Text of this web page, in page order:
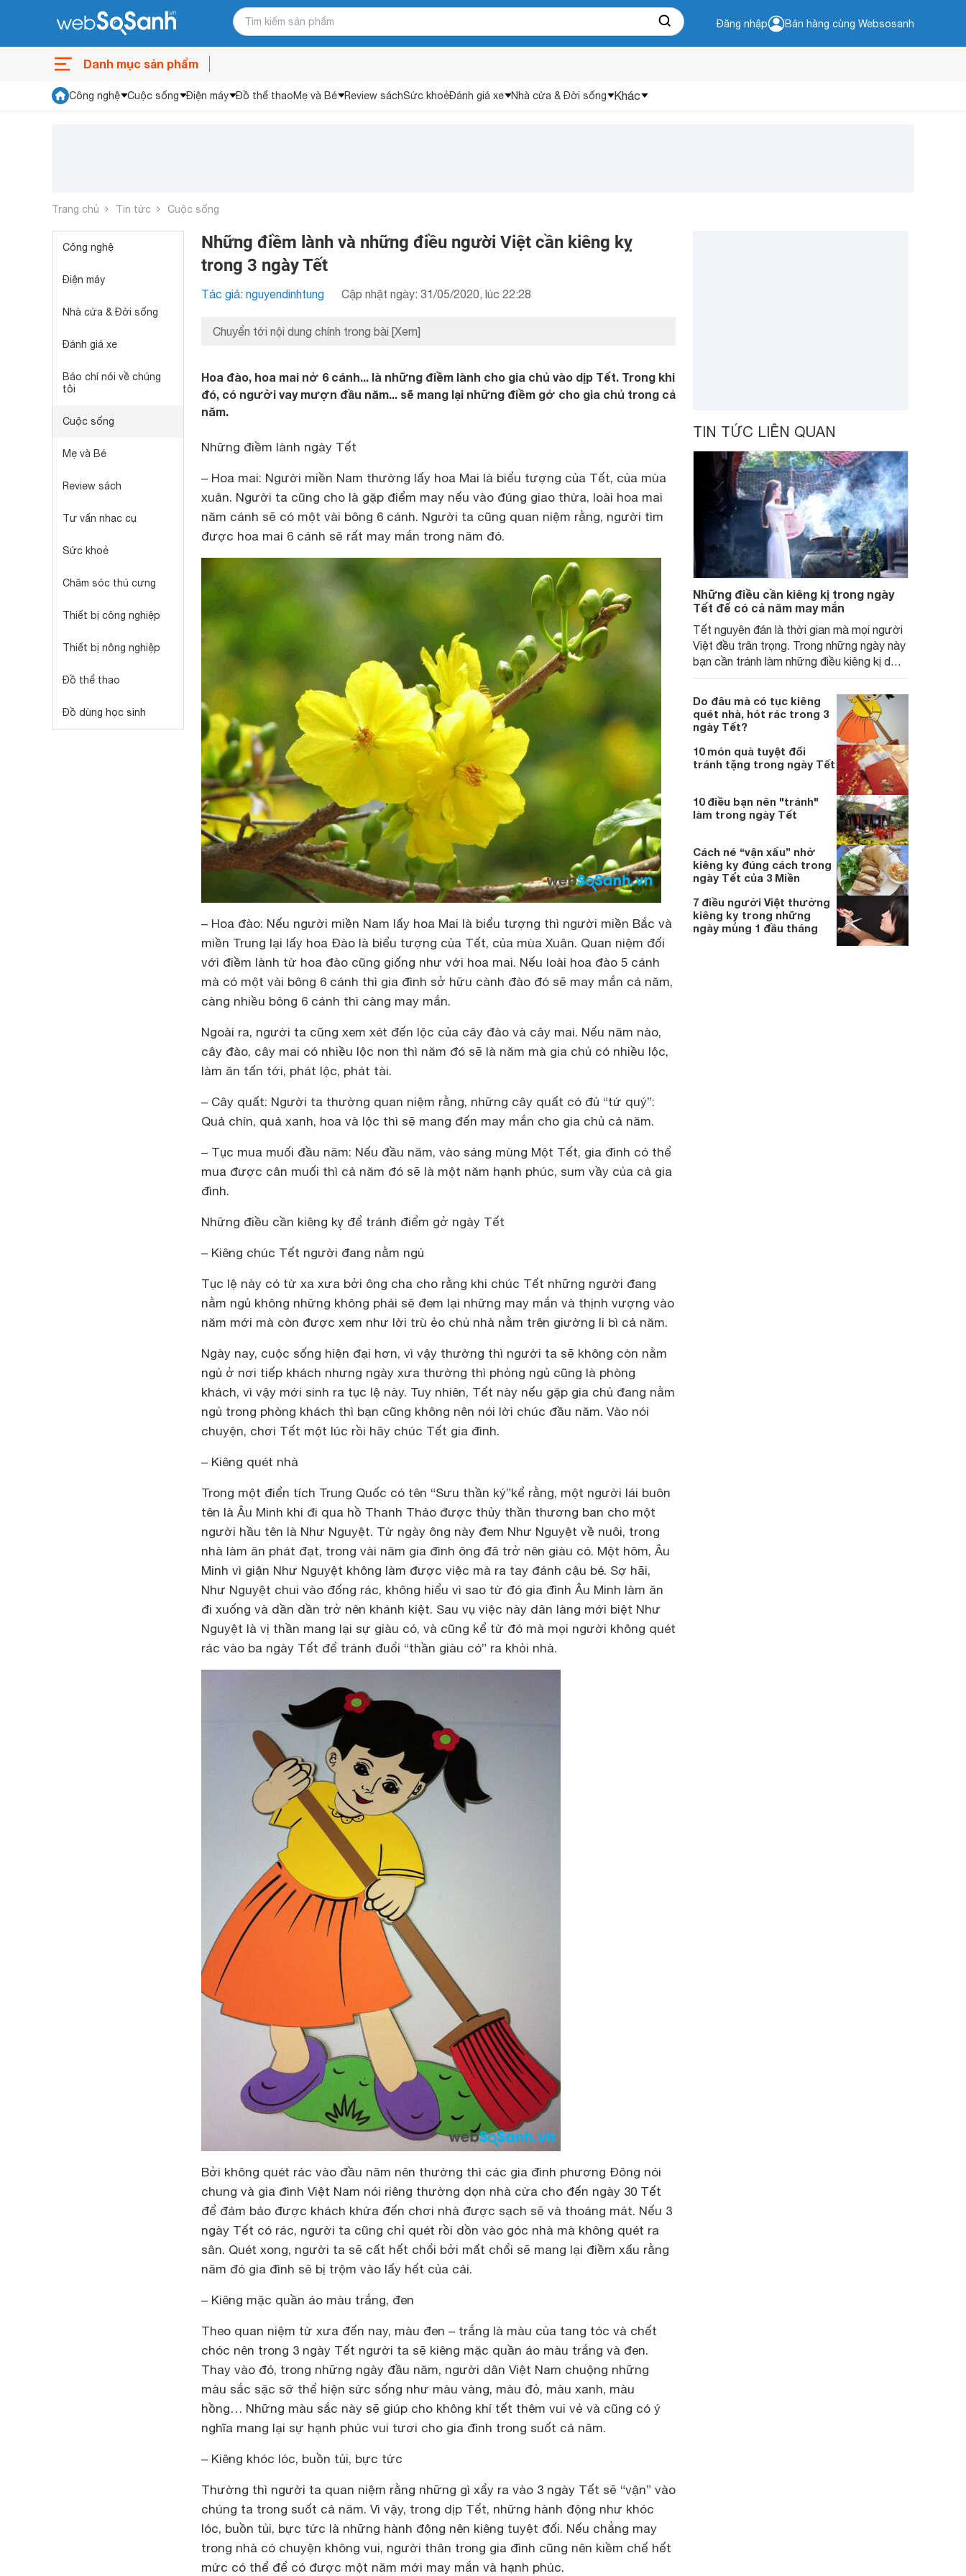
Đăng nhập Bán hàng cùng Websosanh
Danh mục sản phẩm
Công nghệ Cuộc sống Điện máy Đồ thể thaoMẹ và Bé Review sáchSức khoẻĐánh giá xe Nhà cửa & Đời sống Khác
Trang chủ Tin tức Cuộc sống
Công nghệ
Điện máy
Nhà cửa & Đời sống
Đánh giá xe
Báo chí nói về chúng
tôi
Cuộc sống
Mẹ và Bé
Review sách
Tư vấn nhạc cụ
Sức khoẻ
Chăm sóc thú cưng
Thiết bị công nghiệp
Thiết bị nông nghiệp
Đồ thể thao
Đồ dùng học sinh
Những điềm lành và những điều người Việt cần kiêng kỵ
trong 3 ngày Tết
Tác giả: nguyendinhtung Cập nhật ngày: 31/05/2020, lúc 22:28
Chuyển tới nội dung chính trong bài [Xem]
Hoa đào, hoa mai nở 6 cánh... là những điềm lành cho gia chủ vào dịp Tết. Trong khi
đó, có người vay mượn đầu năm... sẽ mang lại những điềm gở cho gia chủ trong cả
năm.
Những điềm lành ngày Tết
– Hoa mai: Người miền Nam thường lấy hoa Mai là biểu tượng của Tết, của mùa
xuân. Người ta cũng cho là gặp điểm may nếu vào đúng giao thừa, loài hoa mai
năm cánh sẽ có một vài bông 6 cánh. Người ta cũng quan niệm rằng, người tìm
được hoa mai 6 cánh sẽ rất may mắn trong năm đó.
– Hoa đào: Nếu người miền Nam lấy hoa Mai là biểu tượng thì người miền Bắc và
miền Trung lại lấy hoa Đào là biểu tượng của Tết, của mùa Xuân. Quan niệm đối
với điềm lành từ hoa đào cũng giống như với hoa mai. Nếu loài hoa đào 5 cánh
mà có một vài bông 6 cánh thì gia đình sở hữu cành đào đó sẽ may mắn cả năm,
càng nhiều bông 6 cánh thì càng may mắn.
Ngoài ra, người ta cũng xem xét đến lộc của cây đào và cây mai. Nếu năm nào,
cây đào, cây mai có nhiều lộc non thì năm đó sẽ là năm mà gia chủ có nhiều lộc,
làm ăn tấn tới, phát lộc, phát tài.
– Cây quất: Người ta thường quan niệm rằng, những cây quất có đủ “tứ quý”:
Quả chín, quả xanh, hoa và lộc thì sẽ mang đến may mắn cho gia chủ cả năm.
– Tục mua muối đầu năm: Nếu đầu năm, vào sáng mùng Một Tết, gia đình có thể
mua được cân muối thì cả năm đó sẽ là một năm hạnh phúc, sum vầy của cả gia
đình.
Những điều cần kiêng kỵ để tránh điểm gở ngày Tết
– Kiêng chúc Tết người đang nằm ngủ
Tục lệ này có từ xa xưa bởi ông cha cho rằng khi chúc Tết những người đang
nằm ngủ không những không phải sẽ đem lại những may mắn và thịnh vượng vào
năm mới mà còn được xem như lời trù ẻo chủ nhà nằm trên giường li bì cả năm.
Ngày nay, cuộc sống hiện đại hơn, vì vậy thường thì người ta sẽ không còn nằm
ngủ ở nơi tiếp khách nhưng ngày xưa thường thì phỏng ngủ cũng là phòng
khách, vì vậy mới sinh ra tục lệ này. Tuy nhiên, Tết này nếu gặp gia chủ đang nằm
ngủ trong phòng khách thì bạn cũng không nên nói lời chúc đầu năm. Vào nói
chuyện, chơi Tết một lúc rồi hãy chúc Tết gia đình.
– Kiêng quét nhà
Trong một điển tích Trung Quốc có tên “Sưu thần ký”kể rằng, một người lái buôn
tên là Âu Minh khi đi qua hồ Thanh Thảo được thủy thần thương ban cho một
người hầu tên là Như Nguyệt. Từ ngày ông này đem Như Nguyệt về nuôi, trong
nhà làm ăn phát đạt, trong vài năm gia đình ông đã trở nên giàu có. Một hôm, Âu
Minh vì giận Như Nguyệt không làm được việc mà ra tay đánh cậu bé. Sợ hãi,
Như Nguyệt chui vào đống rác, không hiểu vì sao từ đó gia đình Âu Minh làm ăn
đi xuống và dần dần trở nên khánh kiệt. Sau vụ việc này dân làng mới biệt Như
Nguyệt là vị thần mang lại sự giàu có, và cũng kể từ đó mà mọi người không quét
rác vào ba ngày Tết để tránh đuổi “thần giàu có” ra khỏi nhà.
Bởi không quét rác vào đầu năm nên thường thì các gia đình phương Đông nói
chung và gia đình Việt Nam nói riêng thường dọn nhà cửa cho đến ngày 30 Tết
để đảm bảo được khách khứa đến chơi nhà được sạch sẽ và thoáng mát. Nếu 3
ngày Tết có rác, người ta cũng chỉ quét rồi dồn vào góc nhà mà không quét ra
sân. Quét xong, người ta sẽ cất hết chổi bởi mất chổi sẽ mang lại điềm xấu rằng
năm đó gia đình sẽ bị trộm vào lấy hết của cải.
– Kiêng mặc quần áo màu trắng, đen
Theo quan niệm từ xưa đến nay, màu đen – trắng là màu của tang tóc và chết
chóc nên trong 3 ngày Tết người ta sẽ kiêng mặc quần áo màu trắng và đen.
Thay vào đó, trong những ngày đầu năm, người dân Việt Nam chuộng những
màu sắc sặc sỡ thể hiện sức sống như màu vàng, màu đỏ, màu xanh, màu
hồng… Những màu sắc này sẽ giúp cho không khí tết thêm vui vẻ và cũng có ý
nghĩa mang lại sự hạnh phúc vui tươi cho gia đình trong suốt cả năm.
– Kiêng khóc lóc, buồn tủi, bực tức
Thường thì người ta quan niệm rằng những gì xẩy ra vào 3 ngày Tết sẽ “vận” vào
chúng ta trong suốt cả năm. Vì vậy, trong dịp Tết, những hành động như khóc
lóc, buồn tủi, bực tức là những hành động nên kiêng tuyệt đối. Nếu chẳng may
trong nhà có chuyện không vui, người thân trong gia đình cũng nên kiềm chế hết
mức có thể để có được một năm mới may mắn và hạnh phúc.
TIN TỨC LIÊN QUAN
Những điều cần kiêng kị trong ngày
Tết để có cả năm may mắn
Tết nguyên đán là thời gian mà mọi người
Việt đều trân trọng. Trong những ngày này
bạn cần tránh làm những điều kiêng kị dưới
đây để có một năm nhiều may mắn:
Do đâu mà có tục kiêng
quét nhà, hót rác trong 3
ngày Tết?
10 món quà tuyệt đối
tránh tặng trong ngày Tết
10 điều bạn nên "tránh"
làm trong ngày Tết
Cách né “vận xấu” nhờ
kiêng kỵ đúng cách trong
ngày Tết của 3 Miền
7 điều người Việt thường
kiêng kỵ trong những
ngày mùng 1 đầu tháng